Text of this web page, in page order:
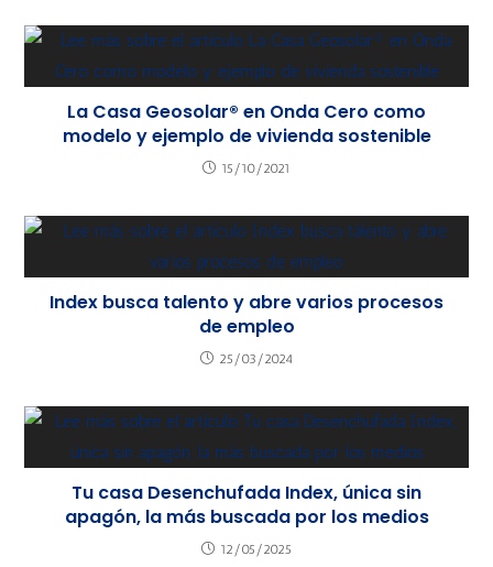
La Casa Geosolar® en Onda Cero como
modelo y ejemplo de vivienda sostenible
15/10/2021
Index busca talento y abre varios procesos
de empleo
25/03/2024
Tu casa Desenchufada Index, única sin
apagón, la más buscada por los medios
12/05/2025